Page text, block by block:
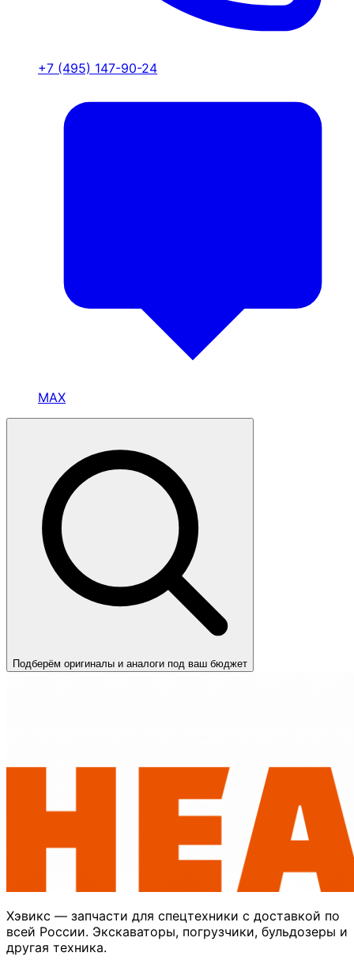
+7 (495) 147-90-24
MAX
Подберём оригиналы и аналоги под ваш бюджет
Хэвикс — запчасти для спецтехники с доставкой по
всей России. Экскаваторы, погрузчики, бульдозеры и
другая техника.